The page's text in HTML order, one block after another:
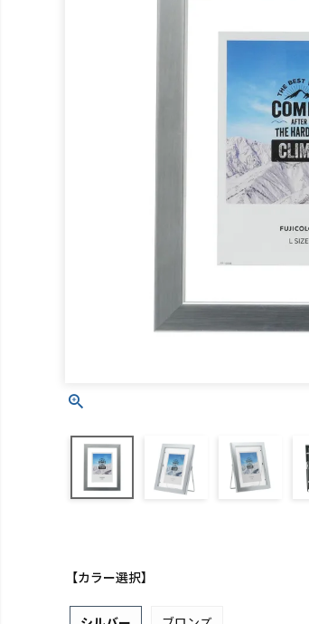
【カラー選択】